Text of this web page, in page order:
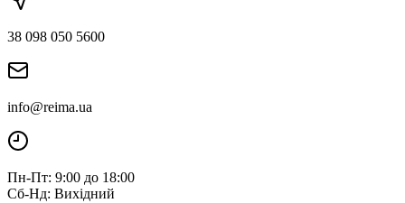
38 098 050 5600
info@reima.ua
Пн-Пт: 9:00 до 18:00
Сб-Нд: Вихідний